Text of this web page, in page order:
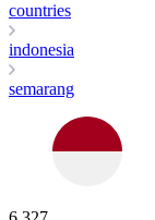
countries
indonesia
semarang